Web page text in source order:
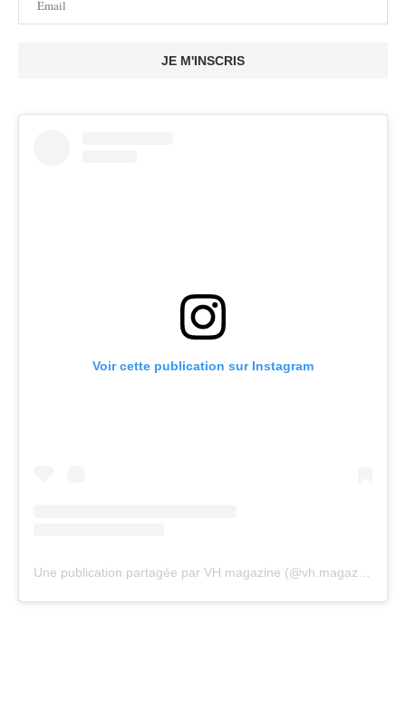
JE M'INSCRIS
Voir cette publication sur Instagram
Une publication partagée par VH magazine (@vh.magazine)